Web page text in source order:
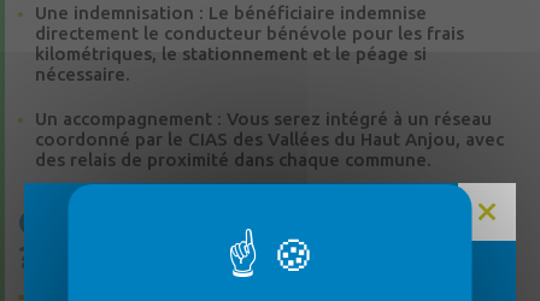
Une indemnisation : Le bénéficiaire indemnise
directement le conducteur bénévole pour les frais
kilométriques, le stationnement et le péage si
nécessaire.
Un accompagnement : Vous serez intégré à un réseau
coordonné par le CIAS des Vallées du Haut Anjou, avec
des relais de proximité dans chaque commune.
Où s’inscrire selon votre secteur
?